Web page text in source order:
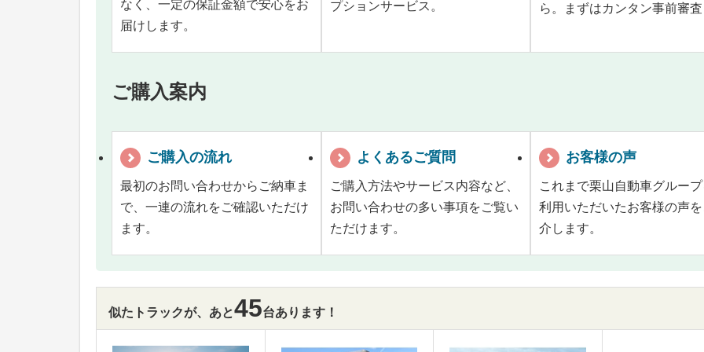
なく、一定の保証金額で安心をお
届けします。
プションサービス。
ら。まずはカンタン事前審査
ご購入案内
ご購入の流れ
最初のお問い合わせからご納車ま
で、一連の流れをご確認いただけ
ます。
よくあるご質問
ご購入方法やサービス内容など、
お問い合わせの多い事項をご覧い
ただけます。
お客様の声
これまで栗山自動車グルー
利用いただいたお客様の声
介します。
似たトラックが、あと45台あります！